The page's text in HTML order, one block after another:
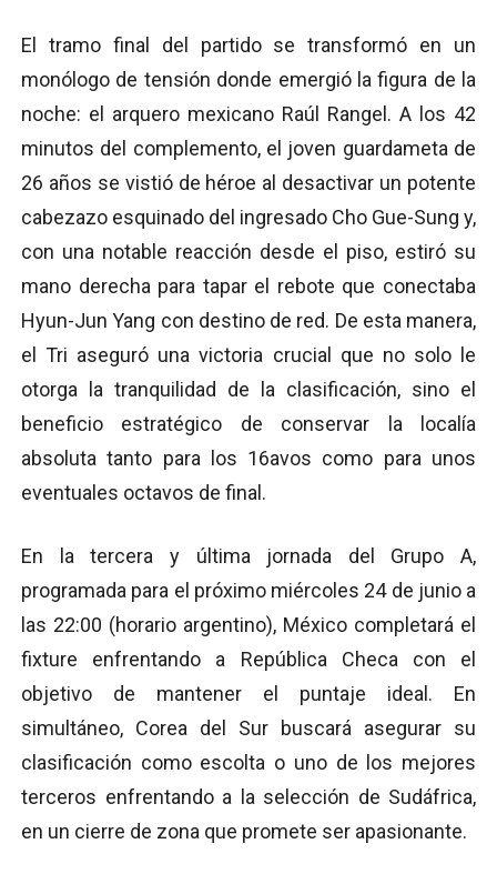
El tramo final del partido se transformó en un
monólogo de tensión donde emergió la figura de la
noche: el arquero mexicano Raúl Rangel. A los 42
minutos del complemento, el joven guardameta de
26 años se vistió de héroe al desactivar un potente
cabezazo esquinado del ingresado Cho Gue-Sung y,
con una notable reacción desde el piso, estiró su
mano derecha para tapar el rebote que conectaba
Hyun-Jun Yang con destino de red. De esta manera,
el Tri aseguró una victoria crucial que no solo le
otorga la tranquilidad de la clasificación, sino el
beneficio estratégico de conservar la localía
absoluta tanto para los 16avos como para unos
eventuales octavos de final.
En la tercera y última jornada del Grupo A,
programada para el próximo miércoles 24 de junio a
las 22:00 (horario argentino), México completará el
fixture enfrentando a República Checa con el
objetivo de mantener el puntaje ideal. En
simultáneo, Corea del Sur buscará asegurar su
clasificación como escolta o uno de los mejores
terceros enfrentando a la selección de Sudáfrica,
en un cierre de zona que promete ser apasionante.